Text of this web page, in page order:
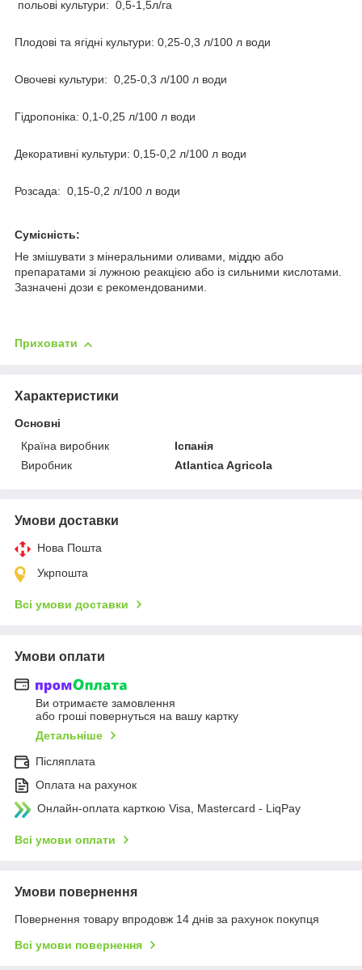
польові культури: 0,5-1,5л/га
Плодові та ягідні культури: 0,25-0,3 л/100 л води
Овочеві культури: 0,25-0,3 л/100 л води
Гідропоніка: 0,1-0,25 л/100 л води
Декоративні культури: 0,15-0,2 л/100 л води
Розсада: 0,15-0,2 л/100 л води
Сумісність:
Не змішувати з мінеральними оливами, міддю або
препаратами зі лужною реакцією або із сильними кислотами.
Зазначені дози є рекомендованими.
Приховати
Характеристики
Основні
Країна виробник
Іспанія
Виробник
Atlantica Agricola
Умови доставки
Нова Пошта
Укрпошта
Всі умови доставки
Умови оплати
Ви отримаєте замовлення
або гроші повернуться на вашу картку
Детальніше
Післяплата
Оплата на рахунок
Онлайн-оплата карткою Visa, Mastercard - LiqPay
Всі умови оплати
Умови повернення
Повернення товару впродовж 14 днів за рахунок покупця
Всі умови повернення